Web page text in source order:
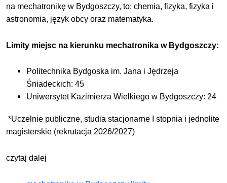
na mechatronikę w Bydgoszczy, to: chemia, fizyka, fizyka i
astronomia, język obcy oraz matematyka.
Limity miejsc na kierunku mechatronika w Bydgoszczy:
Politechnika Bydgoska im. Jana i Jędrzeja
Śniadeckich: 45
Uniwersytet Kazimierza Wielkiego w Bydgoszczy: 24
*Uczelnie publiczne, studia stacjonarne I stopnia i jednolite
magisterskie (rekrutacja 2026/2027)
czytaj dalej